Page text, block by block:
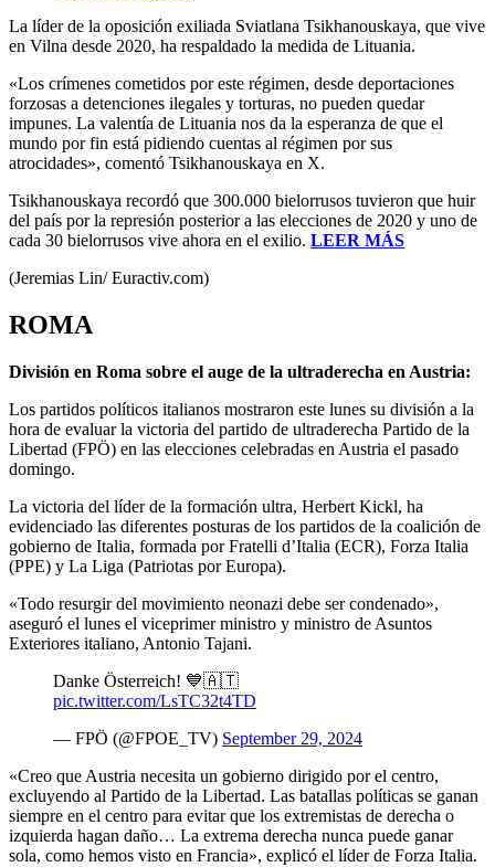
La líder de la oposición exiliada Sviatlana Tsikhanouskaya, que vive
en Vilna desde 2020, ha respaldado la medida de Lituania.
«Los crímenes cometidos por este régimen, desde deportaciones
forzosas a detenciones ilegales y torturas, no pueden quedar
impunes. La valentía de Lituania nos da la esperanza de que el
mundo por fin está pidiendo cuentas al régimen por sus
atrocidades», comentó Tsikhanouskaya en X.
Tsikhanouskaya recordó que 300.000 bielorrusos tuvieron que huir
del país por la represión posterior a las elecciones de 2020 y uno de
cada 30 bielorrusos vive ahora en el exilio. LEER MÁS
(Jeremias Lin/ Euractiv.com)
ROMA
División en Roma sobre el auge de la ultraderecha en Austria:
Los partidos políticos italianos mostraron este lunes su división a la
hora de evaluar la victoria del partido de ultraderecha Partido de la
Libertad (FPÖ) en las elecciones celebradas en Austria el pasado
domingo.
La victoria del líder de la formación ultra, Herbert Kickl, ha
evidenciado las diferentes posturas de los partidos de la coalición de
gobierno de Italia, formada por Fratelli d’Italia (ECR), Forza Italia
(PPE) y La Liga (Patriotas por Europa).
«Todo resurgir del movimiento neonazi debe ser condenado»,
aseguró el lunes el viceprimer ministro y ministro de Asuntos
Exteriores italiano, Antonio Tajani.
Danke Österreich! 💙🇦🇹
pic.twitter.com/LsTC32t4TD
— FPÖ (@FPOE_TV) September 29, 2024
«Creo que Austria necesita un gobierno dirigido por el centro,
excluyendo al Partido de la Libertad. Las batallas políticas se ganan
siempre en el centro para evitar que los extremistas de derecha o
izquierda hagan daño… La extrema derecha nunca puede ganar
sola, como hemos visto en Francia», explicó el líder de Forza Italia.